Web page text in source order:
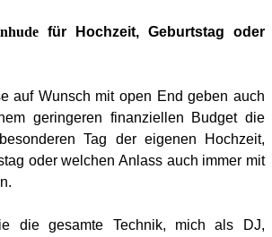
für Hochzeit, Geburtstag oder
auf Wunsch mit open End geben auch
geringeren finanziellen Budget die
Tag der eigenen
Hochzeit,
oder welchen Anlass auch immer mit
die gesamte Technik, mich als DJ,